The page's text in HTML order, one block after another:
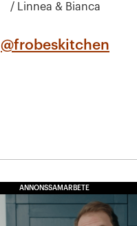
/ Linnea & Bianca
@frobeskitchen
ANNONSSAMARBETE